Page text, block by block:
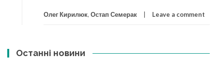
Олег Кирилюк, Остап Семерак Leave a comment
Останні новини